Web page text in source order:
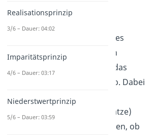
Abo-Kosten für Software
Am Ende eines Geschäftsjahres
schließt du die verschiedenen
Aufwandskonten dann über das
ab. Dabei
stellst du alle
Aufwendungen
(Umsätze)
gegenüber. So kannst du sehen, ob
Realisationsprinzip
3/6 – Dauer: 04:02
Imparitätsprinzip
4/6 – Dauer: 03:17
Niederstwertprinzip
5/6 – Dauer: 03:59